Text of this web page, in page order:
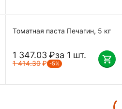
Томатная паста Печагин, 5 кг
1 347.03 ₽за 1 шт.
1 414.30 ₽ -5%